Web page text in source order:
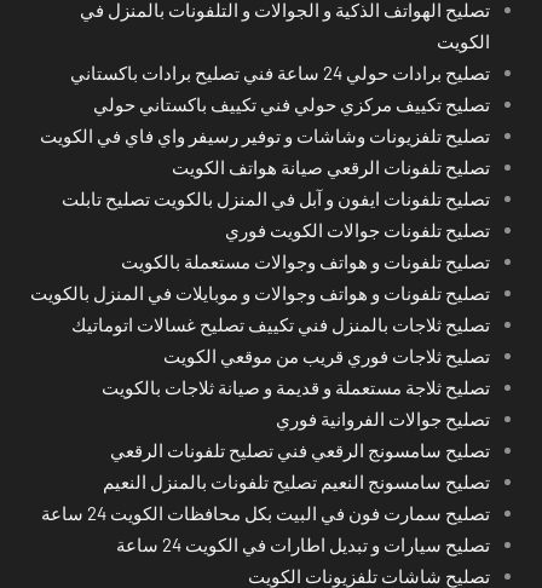
تصليح الهواتف الذكية و الجوالات و التلفونات بالمنزل في
الكويت
تصليح برادات حولي 24 ساعة فني تصليح برادات باكستاني
تصليح تكييف مركزي حولي فني تكييف باكستاني حولي
تصليح تلفزيونات وشاشات و توفير رسيفر واي فاي في الكويت
تصليح تلفونات الرقعي صيانة هواتف الكويت
تصليح تلفونات ايفون و آبل في المنزل بالكويت تصليح تابلت
تصليح تلفونات جوالات الكويت فوري
تصليح تلفونات و هواتف وجوالات مستعملة بالكويت
تصليح تلفونات و هواتف وجوالات و موبايلات في المنزل بالكويت
تصليح ثلاجات بالمنزل فني تكييف تصليح غسالات اتوماتيك
تصليح ثلاجات فوري قريب من موقعي الكويت
تصليح ثلاجة مستعملة و قديمة و صيانة ثلاجات بالكويت
تصليح جوالات الفروانية فوري
تصليح سامسونج الرقعي فني تصليح تلفونات الرقعي
تصليح سامسونج النعيم تصليح تلفونات بالمنزل النعيم
تصليح سمارت فون في البيت بكل محافظات الكويت 24 ساعة
تصليح سيارات و تبديل اطارات في الكويت 24 ساعة
تصليح شاشات تلفزيونات الكويت